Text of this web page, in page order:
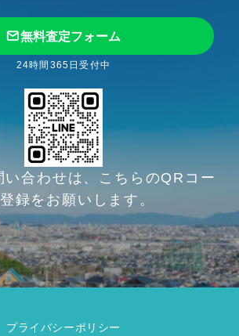
無料査定フォーム
24時間365日受付中
合わせは、こちらのQRコー
録をお願いします。
プライバシーポリシー